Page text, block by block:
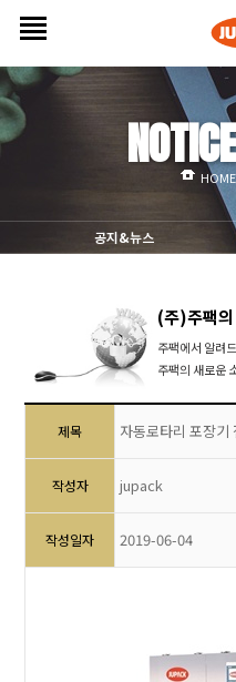
공지&뉴스
HOME
(주)주팩
주팩에서 알려
주팩의 새로운
제목 자동로타리 포장기
작성자 jupack
작성일자 2019-06-04